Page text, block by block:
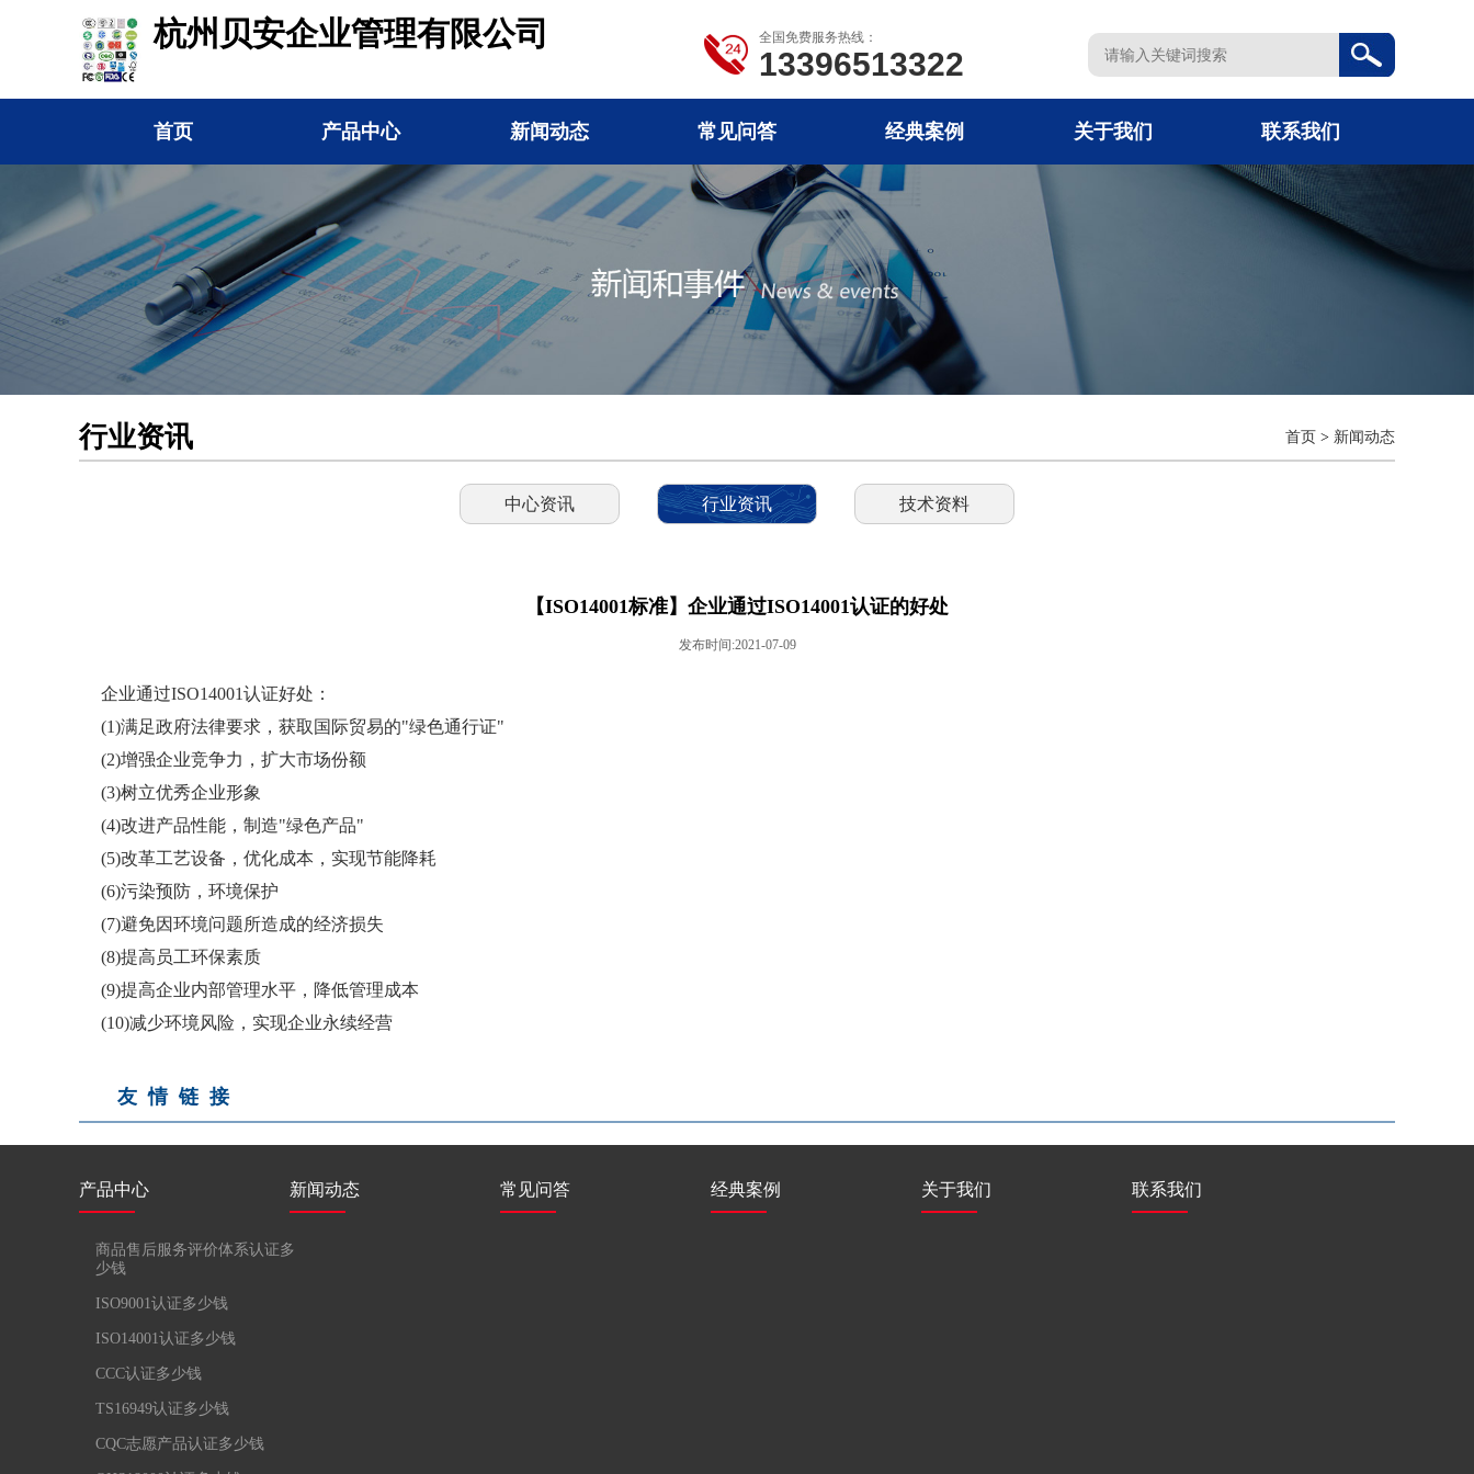
杭州贝安企业管理有限公司 全国免费服务热线：
13396513322
首页 产品中心 新闻动态 常见问答 经典案例 关于我们 联系我们
行业资讯 首页 > 新闻动态
中心资讯 行业资讯 技术资料
【ISO14001标准】企业通过ISO14001认证的好处
发布时间:2021-07-09
企业通过ISO14001认证好处：
(1)满足政府法律要求，获取国际贸易的"绿色通行证"
(2)增强企业竞争力，扩大市场份额
(3)树立优秀企业形象
(4)改进产品性能，制造"绿色产品"
(5)改革工艺设备，优化成本，实现节能降耗
(6)污染预防，环境保护
(7)避免因环境问题所造成的经济损失
(8)提高员工环保素质
(9)提高企业内部管理水平，降低管理成本
(10)减少环境风险，实现企业永续经营
友情链接
产品中心
商品售后服务评价体系认证多
少钱
ISO9001认证多少钱
ISO14001认证多少钱
CCC认证多少钱
TS16949认证多少钱
CQC志愿产品认证多少钱
新闻动态 常见问答 经典案例 关于我们 联系我们